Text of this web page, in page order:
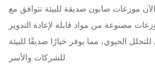
موزعات صابون صديقة للبيئة تتوافق مع
مصنوعة من مواد قابلة لإعادة التدوير
الحيوي، مما يوفر خيارًا صديقًا للبيئة
للشركات والأسر.